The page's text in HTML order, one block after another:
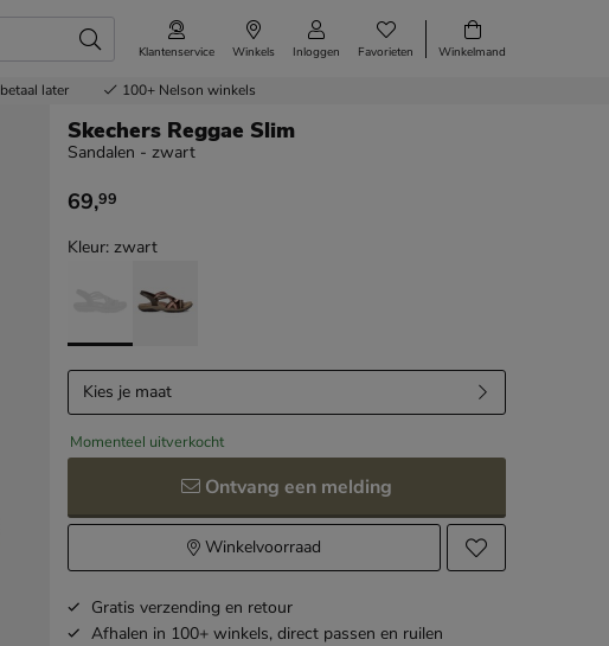
Klantenservice Winkels Inloggen Favorieten Winkelmand
betaal later 100+ Nelson winkels
Skechers Reggae Slim
Sandalen - zwart
€ 69,99
69,99
Kleur: zwart
Kies je maat
Momenteel uitverkocht
Ontvang een melding
Winkelvoorraad
Gratis verzending en retour
Afhalen in 100+ winkels, direct passen en ruilen